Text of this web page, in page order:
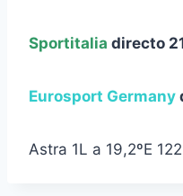
Sportitalia directo
Eurosport Germany
Astra 1L a 19,2ºE